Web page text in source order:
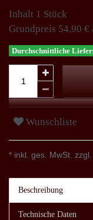
Inhalt 1 Stück
Grundpreis 54,90 €
Durchschnittliche
Wunschliste
* inkl. ges. MwSt. zzgl.
Beschreibung
Technische Daten